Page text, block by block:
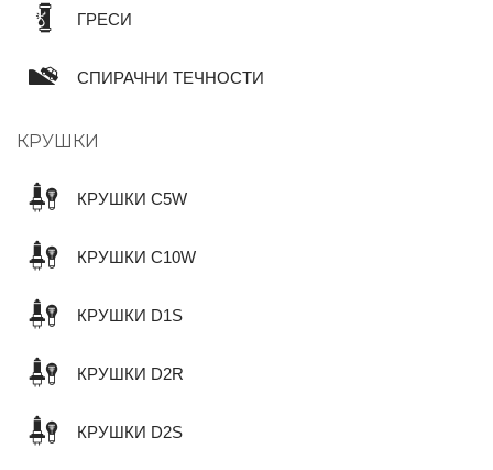
ГРЕСИ
СПИРАЧНИ ТЕЧНОСТИ
КРУШКИ
КРУШКИ C5W
КРУШКИ C10W
КРУШКИ D1S
КРУШКИ D2R
КРУШКИ D2S